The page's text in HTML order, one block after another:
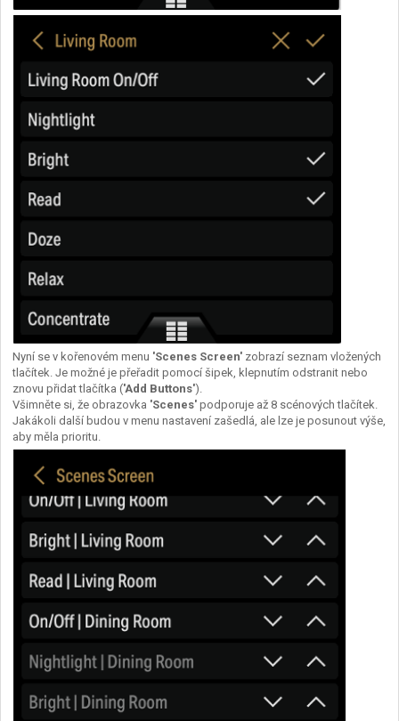
Nyní se v kořenovém menu 'Scenes Screen' zobrazí seznam vložených
tlačítek. Je možné je přeřadit pomocí šipek, klepnutím odstranit nebo
znovu přidat tlačítka ('Add Buttons').
Všimněte si, že obrazovka 'Scenes' podporuje až 8 scénových tlačítek.
Jakákoli další budou v menu nastavení zašedlá, ale lze je posunout výše,
aby měla prioritu.